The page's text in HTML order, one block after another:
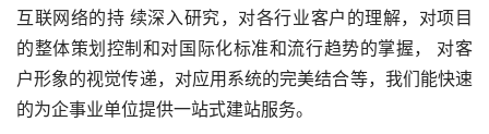
互联网络的持 续深入研究，对各行业客户的理解，对项目
的整体策划控制和对国际化标准和流行趋势的掌握， 对客
户形象的视觉传递，对应用系统的完美结合等，我们能快速
的为企事业单位提供一站式建站服务。